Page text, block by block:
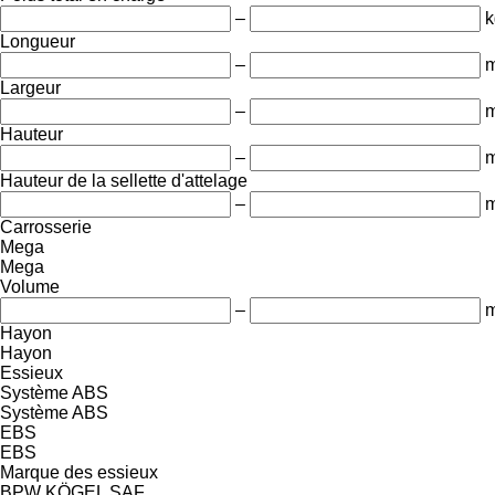
–
Longueur
–
Largeur
–
Hauteur
–
Hauteur de la sellette d'attelage
–
Carrosserie
Mega
Mega
Volume
–
Hayon
Hayon
Essieux
Système ABS
Système ABS
EBS
EBS
Marque des essieux